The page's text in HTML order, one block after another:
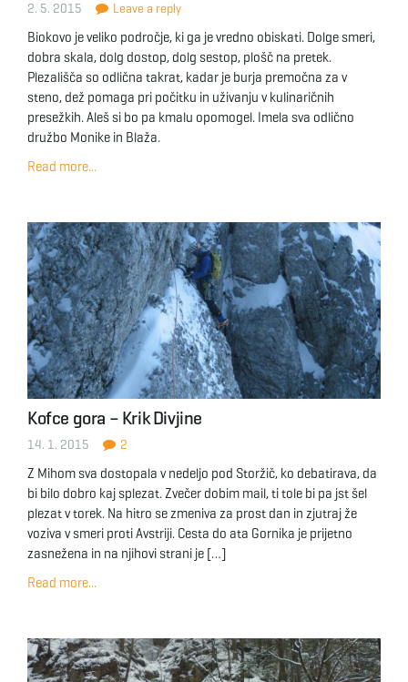
2. 5. 2015 Leave a reply
Biokovo je veliko področje, ki ga je vredno obiskati. Dolge smeri,
dobra skala, dolg dostop, dolg sestop, plošč na pretek.
Plezališča so odlična takrat, kadar je burja premočna za v
steno, dež pomaga pri počitku in uživanju v kulinaričnih
presežkih. Aleš si bo pa kmalu opomogel. Imela sva odlično
družbo Monike in Blaža.
Read more...
Kofce gora – Krik Divjine
14. 1. 2015 2
Z Mihom sva dostopala v nedeljo pod Storžič, ko debatirava, da
bi bilo dobro kaj splezat. Zvečer dobim mail, ti tole bi pa jst šel
plezat v torek. Na hitro se zmeniva za prost dan in zjutraj že
voziva v smeri proti Avstriji. Cesta do ata Gornika je prijetno
zasnežena in na njihovi strani je […]
Read more...